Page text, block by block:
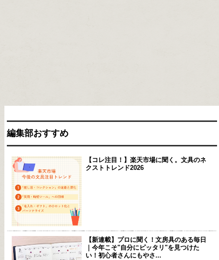
編集部おすすめ
【コレ注目！】楽天市場に聞く。文具のネ
クストトレンド2026
【新連載】プロに聞く！文房具のある毎日
｜今年こそ"自分にピッタリ"を見つけた
い！初心者さんにもやさ...